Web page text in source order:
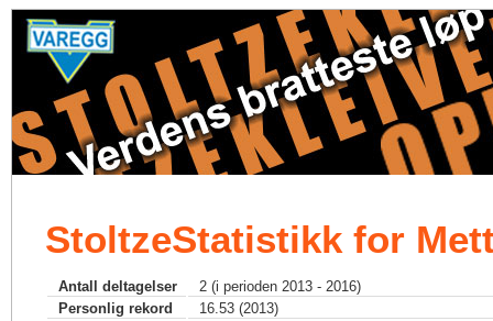
StoltzeStatistikk for
Antall deltagelser
2 (i perioden 2013 - 2016)
Personlig rekord
16.53 (2013)